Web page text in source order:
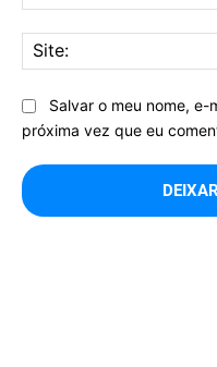
Salvar o meu nome,
próxima vez que eu